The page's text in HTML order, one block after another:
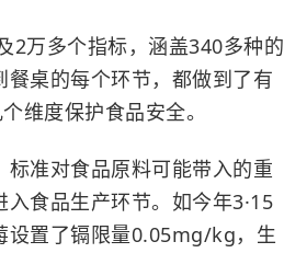
2万多个指标，涵盖340多种的
桌的每个环节，都做到了有
维度保护食品安全。
准对食品原料可能带入的重
食品生产环节。如今年3·15
设置了镉限量0.05mg/kg，生